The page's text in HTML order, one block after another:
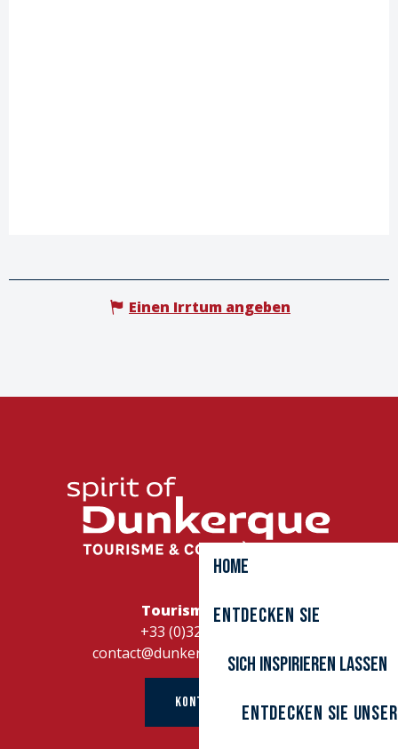
Home
Entdecken Sie
Sich inspirieren lassen
Entdecken Sie
Einen Irrtum angeben
Tourismusbüro
+33 (0)328262728
contact@dunkerque-tourisme.fr
KONTAKT